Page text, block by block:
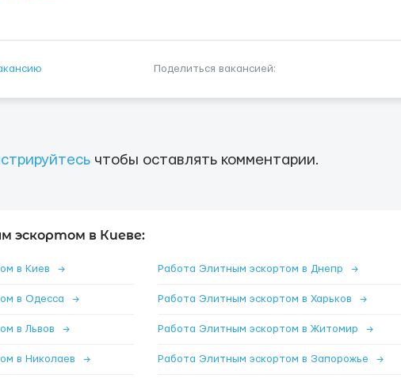
Поделиться вакансией:
чтобы оставлять комментарии.
эскортом в Киеве:
в Киев → Работа Элитным эскортом в Днепр →
в Одесса → Работа Элитным эскортом в Харьков →
в Львов → Работа Элитным эскортом в Житомир →
в Николаев → Работа Элитным эскортом в Запорожье →